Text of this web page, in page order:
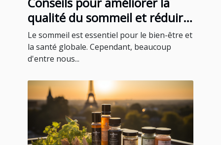
qualité du sommeil et réduire
le ronflement
Le sommeil est essentiel pour le bien-être et
la santé globale. Cependant, beaucoup
d'entre nous...